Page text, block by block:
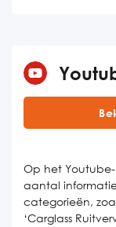
Op het
aantal
categorieën,
‘Carglass